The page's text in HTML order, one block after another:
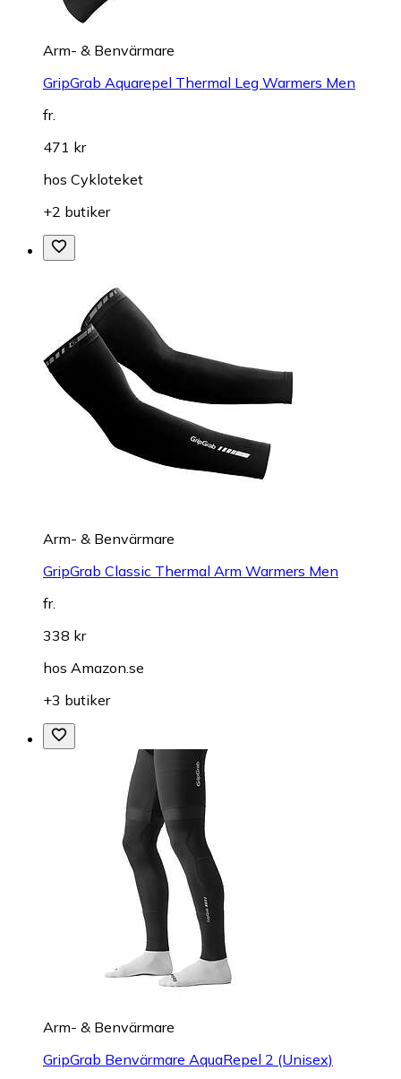
Arm- & Benvärmare
GripGrab Aquarepel Thermal Leg Warmers Men
fr.
471 kr
hos Cykloteket
+2 butiker
Arm- & Benvärmare
GripGrab Classic Thermal Arm Warmers Men
fr.
338 kr
hos Amazon.se
+3 butiker
Arm- & Benvärmare
GripGrab Benvärmare AquaRepel 2 (Unisex)